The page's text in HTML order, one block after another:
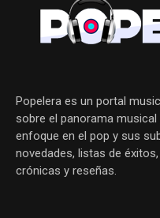
Popelera es un portal
sobre el panorama
enfoque en el pop y sus
novedades, listas de
crónicas y reseñas.